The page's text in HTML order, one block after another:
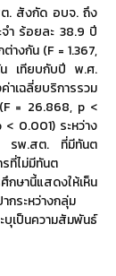
. สังกัด อบจ. ถึง
ำ ร้อยละ 38.9 ปี
งกัน (F = 1.367,
น เทียบกับปี พ.ศ.
เฉลี่ยบริการรวม
= 26.868, p <
0.001) ระหว่าง
รพ.สต. ที่มีทันต
ที่ไม่มีทันต
ษานี้แสดงให้เห็น
กระหว่างกลุ่ม
บุเป็นความสัมพันธ์